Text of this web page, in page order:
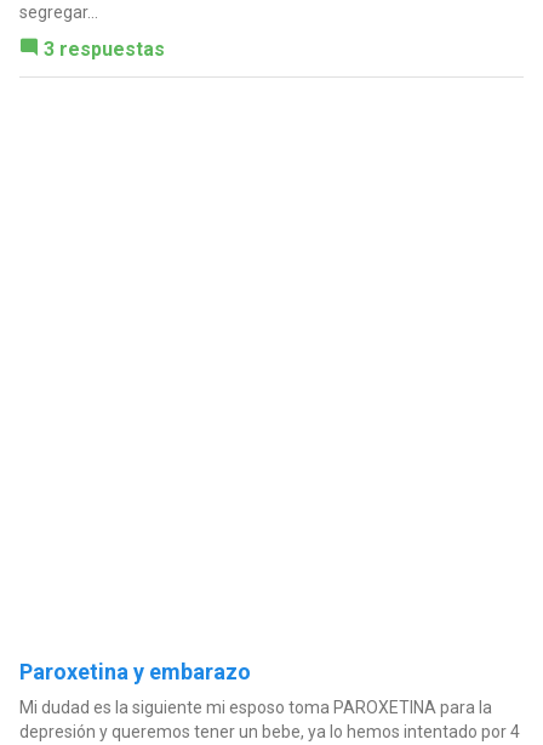
segregar...
3 respuestas
Paroxetina y embarazo
Mi dudad es la siguiente mi esposo toma PAROXETINA para la
depresión y queremos tener un bebe, ya lo hemos intentado por 4